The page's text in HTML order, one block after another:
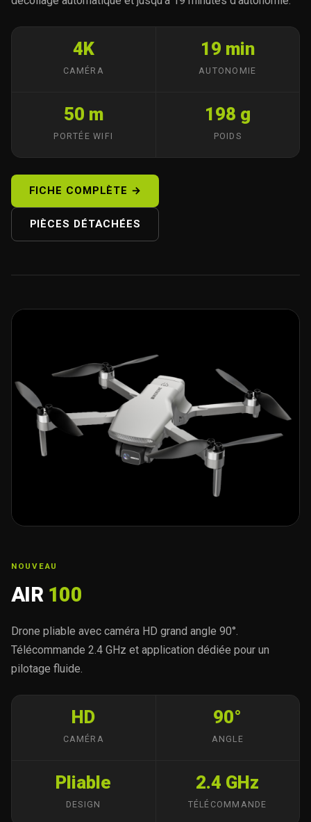
4K
CAMÉRA
19 min
AUTONOMIE
50 m
PORTÉE WIFI
198 g
POIDS
FICHE COMPLÈTE →
PIÈCES DÉTACHÉES
NOUVEAU
AIR 100
Drone pliable avec caméra HD grand angle 90°.
Télécommande 2.4 GHz et application dédiée pour un
pilotage fluide.
HD
CAMÉRA
90°
ANGLE
Pliable
DESIGN
2.4 GHz
TÉLÉCOMMANDE